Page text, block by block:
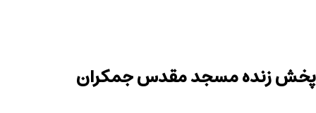
پخش زنده مسجد مقدس جمکران